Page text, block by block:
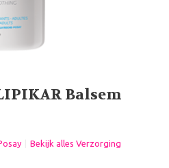
Balsem
Bekijk alles Verzorging